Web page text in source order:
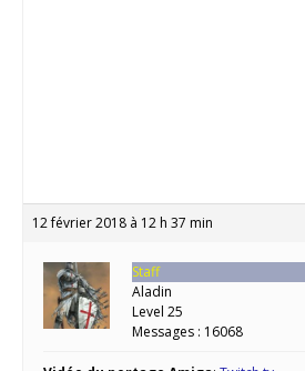
12 février 2018 à 12 h 37 min
Staff
Aladin
Level 25
Messages : 16068